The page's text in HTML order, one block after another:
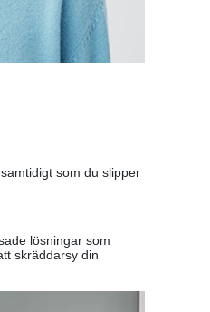
som du slipper
lösningar som
skräddarsy din